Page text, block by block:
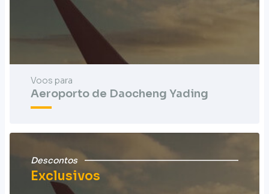
Voos para
Aeroporto de Daocheng Yading
Descontos
Exclusivos